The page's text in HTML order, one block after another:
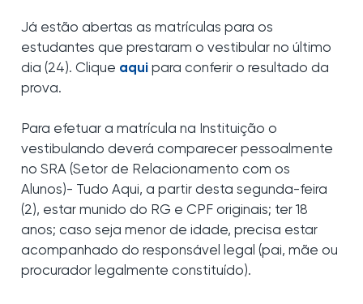
Já estão abertas as matrículas para os
estudantes que prestaram o vestibular no último
dia (24). Clique aqui para conferir o resultado da
prova.
Para efetuar a matrícula na Instituição o
vestibulando deverá comparecer pessoalmente
no SRA (Setor de Relacionamento com os
Alunos)- Tudo Aqui, a partir desta segunda-feira
(2), estar munido do RG e CPF originais; ter 18
anos; caso seja menor de idade, precisa estar
acompanhado do responsável legal (pai, mãe ou
procurador legalmente constituído).